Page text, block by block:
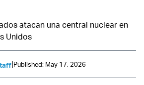
atacan una central nuclear en
Unidos
|Published: May 17, 2026